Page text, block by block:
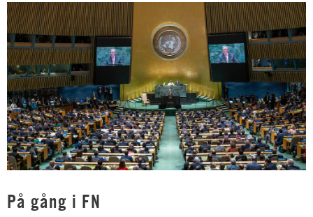
På gång i FN